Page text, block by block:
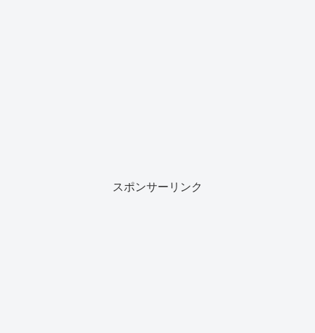
スポンサーリンク